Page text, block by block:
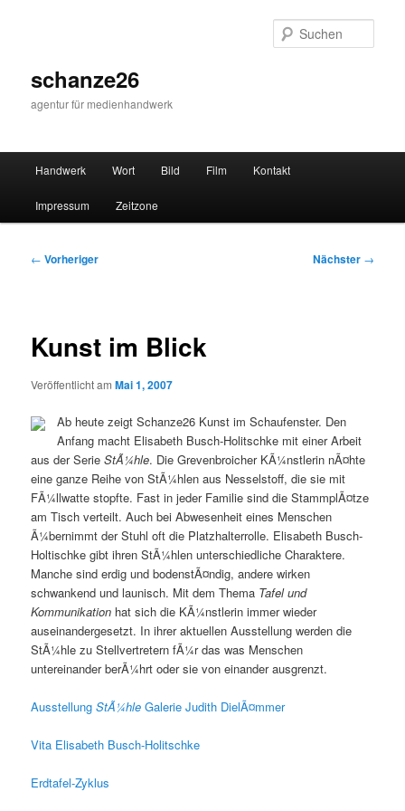
schanze26
agentur für medienhandwerk
Handwerk Wort Bild Film Kontakt
Impressum Zeitzone
Beitragsnavigation
← Vorheriger Nächster →
Kunst im Blick
Veröffentlicht amMai 1, 2007
Ab heute zeigt Schanze26 Kunst im Schaufenster. Den
Anfang macht Elisabeth Busch-Holitschke mit einer Arbeit
aus der SerieStÃ¼hle. Die Grevenbroicher KÃ¼nstlerin nÃ¤hte
eine ganze Reihe von StÃ¼hlen aus Nesselstoff, die sie mit
FÃ¼llwatte stopfte. Fast in jeder Familie sind die StammplÃ¤tze
am Tisch verteilt. Auch bei Abwesenheit eines Menschen
Ã¼bernimmt der Stuhl oft die Platzhalterrolle. Elisabeth Busch-
Holtischke gibt ihren StÃ¼hlen unterschiedliche Charaktere.
Manche sind erdig und bodenstÃ¤ndig, andere wirken
schwankend und launisch. Mit dem Thema Tafel und
Kommunikation hat sich die KÃ¼nstlerin immer wieder
auseinandergesetzt. In ihrer aktuellen Ausstellung werden die
StÃ¼hle zu Stellvertretern fÃ¼r das was Menschen
untereinander berÃ¼hrt oder sie von einander ausgrenzt.
AusstellungStÃ¼hleGalerie Judith DielÃ¤mmer
Vita Elisabeth Busch-Holitschke
Erdtafel-Zyklus